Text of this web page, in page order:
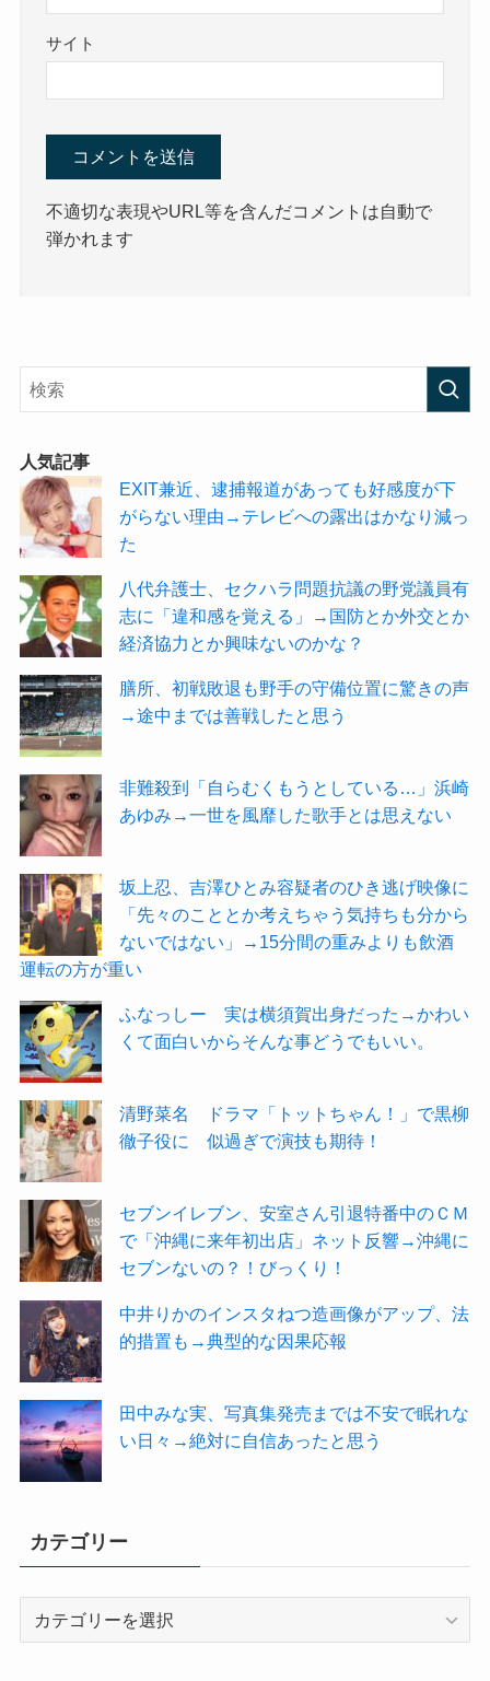
サイト
不適切な表現やURL等を含んだコメントは自動で
弾かれます
人気記事
EXIT兼近、逮捕報道があっても好感度が下
がらない理由→テレビへの露出はかなり減っ
た
八代弁護士、セクハラ問題抗議の野党議員有
志に「違和感を覚える」→国防とか外交とか
経済協力とか興味ないのかな？
膳所、初戦敗退も野手の守備位置に驚きの声
→途中までは善戦したと思う
非難殺到「自らむくもうとしている…」浜崎
あゆみ→一世を風靡した歌手とは思えない
坂上忍、吉澤ひとみ容疑者のひき逃げ映像に
「先々のこととか考えちゃう気持ちも分から
ないではない」→15分間の重みよりも飲酒
運転の方が重い
ふなっしー 実は横須賀出身だった→かわい
くて面白いからそんな事どうでもいい。
清野菜名 ドラマ「トットちゃん！」で黒柳
徹子役に 似過ぎで演技も期待！
セブンイレブン、安室さん引退特番中のＣＭ
で「沖縄に来年初出店」ネット反響→沖縄に
セブンないの？！びっくり！
中井りかのインスタねつ造画像がアップ、法
的措置も→典型的な因果応報
田中みな実、写真集発売までは不安で眠れな
い日々→絶対に自信あったと思う
カテゴリー